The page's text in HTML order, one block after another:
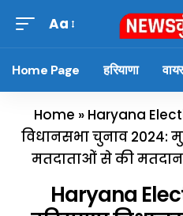
Aa
Home Page हरियाणा
Home » Haryana
विधानसभा चुनाव 2024:
मतदाताओं से की मतदान
Haryana